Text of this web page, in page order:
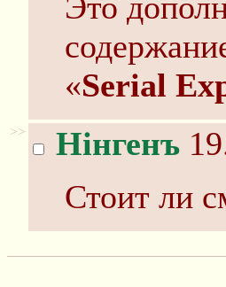
«Serial
>> Нінгенъ
Стоит ли